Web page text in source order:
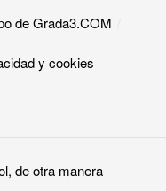
de Grada3.COM
y cookies​
de otra manera